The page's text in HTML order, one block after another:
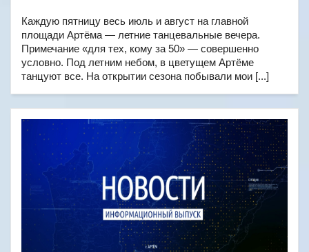
Каждую пятницу весь июль и август на главной
площади Артёма — летние танцевальные вечера.
Примечание «для тех, кому за 50» — совершенно
условно. Под летним небом, в цветущем Артёме
танцуют все. На открытии сезона побывали мои [...]